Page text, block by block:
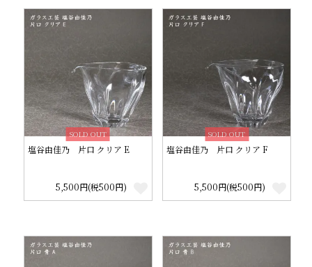
SOLD OUT
塩谷由佳乃 片口 クリア E
5,500円(税500円)
SOLD OUT
塩谷由佳乃 片口 クリア F
5,500円(税500円)